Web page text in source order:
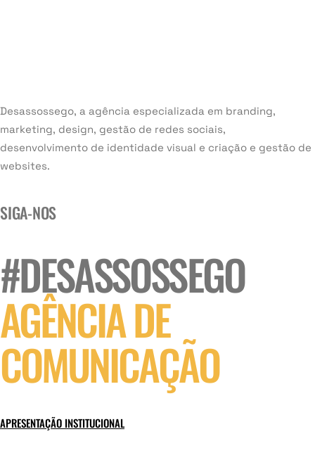
Desassossego, a agência especializada em branding,
marketing, design, gestão de redes sociais,
desenvolvimento de identidade visual e criação e gestão de
websites.
SIGA-NOS
#DESASSOSSEGO
AGÊNCIA DE
COMUNICAÇÃO
APRESENTAÇÃO INSTITUCIONAL